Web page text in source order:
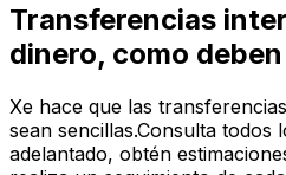
Transferencias
dinero, como
Xe hace que las
sean sencillas.Consulta todos
adelantado, obtén